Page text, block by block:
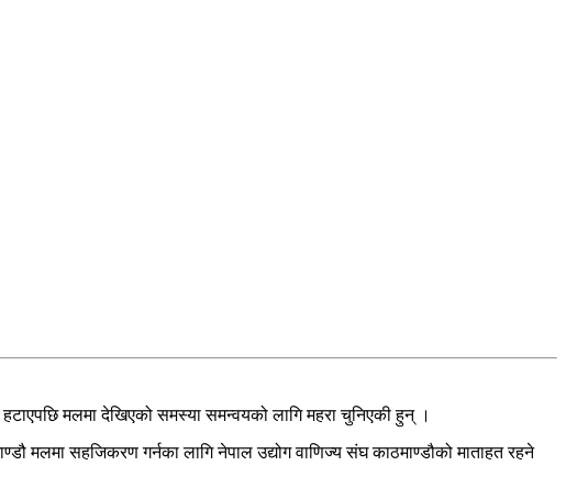
मलमा देखिएको समस्या समन्वयको लागि महरा चुनिएकी हुन् ।
मलमा सहजिकरण गर्नका लागि नेपाल उद्योग वाणिज्य संघ काठमाण्डौको माताहत रहने